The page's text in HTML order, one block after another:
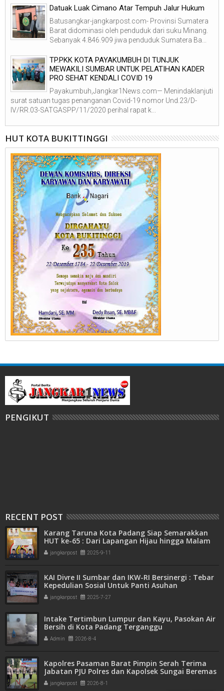
Datuak Luak Cimano Atar Tempuh Jalur Hukum
Batusangkar-jangkarpost.com- Provinsi Sumatera
Barat didominasi oleh penduduk dari suku Minang.
Sebanyak 4.846.909 jiwa penduduk Sumatera Ba...
TP.PKK KOTA PAYAKUMBUH DI TUNJUK
MEWAKILI SUMBAR UNTUK PELATIHAN KADER
PRO SEHAT KENDALI COVID 19
Payakumbuh,Jangkar1News.com— Menindaklanjuti
surat satuan tugas penanganan Covid-19 nomor Und.23/D-
IV/RR.03-SATGASPP/11/2020 perihal rapat k...
HUT KOTA BUKITTINGGI
PENGIKUT
RECENT POST
Karang Taruna Kota Padang Siap Semarakkan
HUT ke-65 : Dari Lapangan Hijau hingga Malam
Kebersamaan
jangkarpost 2025-9-11
KAI Divre II Sumbar dan IKW-RI Bersinergi : Tebar
Kepedulian Sosial Untuk Panti Asuhan
jangkarpost 2025-7-27
Intake Tertimbun Lumpur dan Kayu, Pasokan Air
Bersih di Kota Padang Terganggu
Admin 2026-8-4
Kapolres Pasaman Barat Pimpin Serah Terima
Jabatan PJU Polres dan Kapolsek Sungai Beremas
jangkarpost 2026-8-1